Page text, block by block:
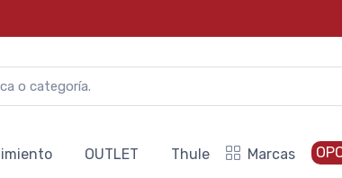
OUTLET Thule Marcas